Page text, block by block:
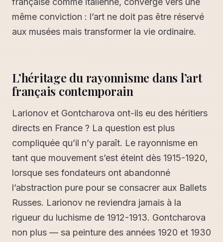
même conviction : l’art ne doit pas être réservé
aux musées mais transformer la vie ordinaire.
L’héritage du rayonnisme dans l’art
français contemporain
Larionov et Gontcharova ont-ils eu des héritiers
directs en France ? La question est plus
compliquée qu’il n’y paraît. Le rayonnisme en
tant que mouvement s’est éteint dès 1915-1920,
lorsque ses fondateurs ont abandonné
l’abstraction pure pour se consacrer aux Ballets
Russes. Larionov ne reviendra jamais à la
rigueur du luchisme de 1912-1913. Gontcharova
non plus — sa peinture des années 1920 et 1930